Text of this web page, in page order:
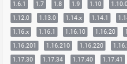
1.6.1
1.7 1.8 1.9 1.10 1.10.0
1.12.0
1.13.0 1.14.x 1.14.1
1.16.x
1.16.1 1.16.10 1.16.20
1.16.201
1.16.210 1.16.220
1.17.30
1.17.34 1.17.40 1.17.41